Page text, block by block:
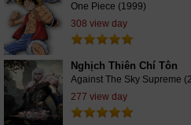
One Piece (1999)
308 view day
Nghịch Thiên Chí Tôn
Against The Sky Supreme
277 view day